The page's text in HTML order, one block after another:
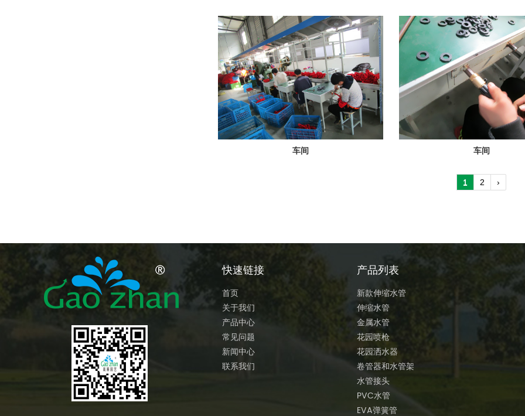
车间 车间
1 2 ›
快速链接
首页
关于我们
产品中心
常见问题
新闻中心
联系我们
产品列表
新款伸缩水管
伸缩水管
金属水管
花园喷枪
花园洒水器
卷管器和水管架
水管接头
PVC水管
EVA弹簧管